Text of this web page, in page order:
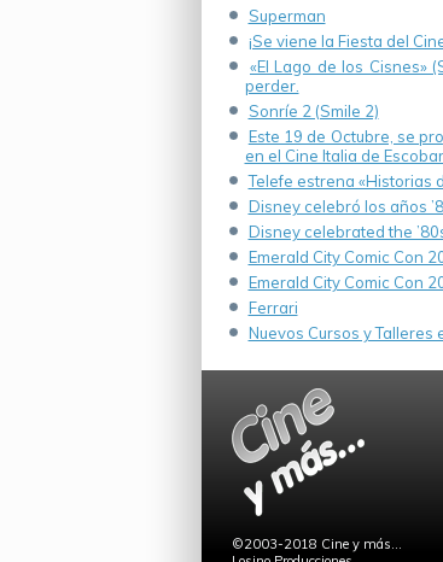
Superman
¡Se viene la Fiesta del
«El Lago de los Cisnes»
perder.
Sonríe 2 (Smile 2)
Este 19 de Octubre, se
en el Cine Italia de Escobar.
Telefe estrena «Historias
Disney celebró los años
Disney celebrated the
Emerald City Comic Con
Emerald City Comic Con
Ferrari
Nuevos Cursos y Talleres
©2003-2018 Cine y más...